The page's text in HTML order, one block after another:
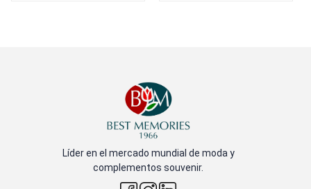
Líder en el mercado mundial de moda y
complementos souvenir.